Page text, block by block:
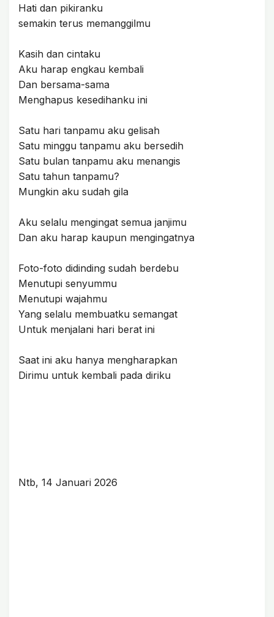
Hati dan pikiranku
semakin terus memanggilmu
Kasih dan cintaku
Aku harap engkau kembali
Dan bersama-sama
Menghapus kesedihanku ini
Satu hari tanpamu aku gelisah
Satu minggu tanpamu aku bersedih
Satu bulan tanpamu aku menangis
Satu tahun tanpamu?
Mungkin aku sudah gila
Aku selalu mengingat semua janjimu
Dan aku harap kaupun mengingatnya
Foto-foto didinding sudah berdebu
Menutupi senyummu
Menutupi wajahmu
Yang selalu membuatku semangat
Untuk menjalani hari berat ini
Saat ini aku hanya mengharapkan
Dirimu untuk kembali pada diriku
Ntb, 14 Januari 2026